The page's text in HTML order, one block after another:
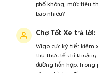
phố không, mức tiêu
bao nhiêu?
Chợ Tốt Xe trả lời:
Wigo cực kỳ tiết kiệm
thụ thực tế chỉ khoảng
đường hỗn hợp. Trong